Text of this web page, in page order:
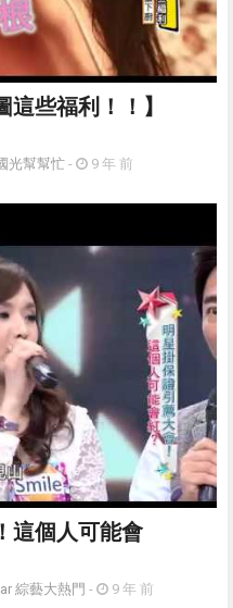
這些福利！！】
光幫幫忙 - 9 年 前
這個人可能會
綜藝大熱門 - 9 年 前